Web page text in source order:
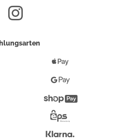
Pay
Google
Pay
Überweisung